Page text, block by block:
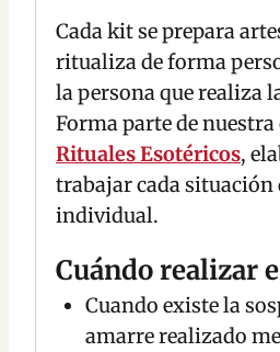
Cada kit se prepara
ritualiza de forma
la persona que realiza
Forma parte de
Rituales Esotéricos,
trabajar cada situación
individual.
Cuándo realizar
Cuando existe la
amarre realizado